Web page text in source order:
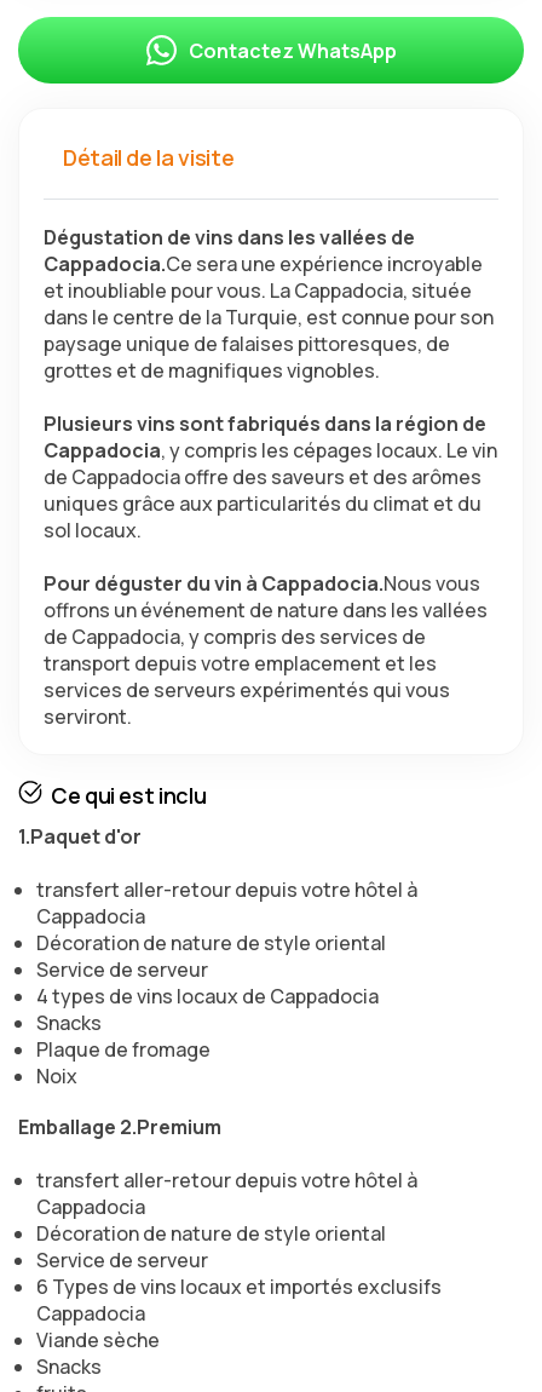
Détail de la visite
Dégustation de vins dans les vallées de
Cappadocia.Ce sera une expérience incroyable
et inoubliable pour vous. La Cappadocia, située
dans le centre de la Turquie, est connue pour son
paysage unique de falaises pittoresques, de
grottes et de magnifiques vignobles.
Plusieurs vins sont fabriqués dans la région de
Cappadocia, y compris les cépages locaux. Le vin
de Cappadocia offre des saveurs et des arômes
uniques grâce aux particularités du climat et du
sol locaux.
Pour déguster du vin à Cappadocia.Nous vous
offrons un événement de nature dans les vallées
de Cappadocia, y compris des services de
transport depuis votre emplacement et les
services de serveurs expérimentés qui vous
serviront.
Ce qui est inclu
1.Paquet d'or
transfert aller-retour depuis votre hôtel à
Cappadocia
Décoration de nature de style oriental
Service de serveur
4 types de vins locaux de Cappadocia
Snacks
Plaque de fromage
Noix
Emballage 2.Premium
transfert aller-retour depuis votre hôtel à
Cappadocia
Décoration de nature de style oriental
Service de serveur
6 Types de vins locaux et importés exclusifs
Cappadocia
Viande sèche
Snacks
Contactez WhatsApp